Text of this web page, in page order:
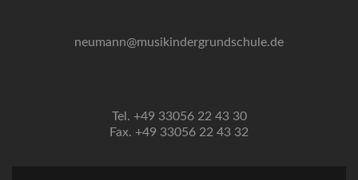
neumann@musikindergrundschule.de
Tel. +49 33056 22 43 30
Fax. +49 33056 22 43 32